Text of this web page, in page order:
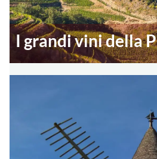
I grandi vini della